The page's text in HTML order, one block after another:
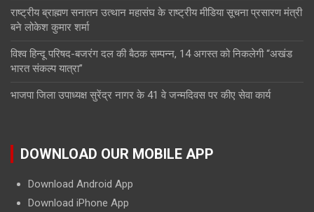
राष्ट्रीय ब्राह्मण सनातन उत्थान महासंघ के राष्ट्रीय मीडिया सूचना प्रसारण मंत्री
बने लोकेश कुमार शर्मा
विश्व हिन्दू परिषद-बजरंग दल की बैठक सम्पन्न, 14 अगस्त को निकलेगी “अखंड
भारत संकल्प यात्रा”
भाजपा जिला उपाध्यक्ष सुरेंद्र नागर के 41 वे जन्मदिवस पर कीए सेवा कार्य
DOWNLOAD OUR MOBILE APP
Download Android App
Download iPhone App